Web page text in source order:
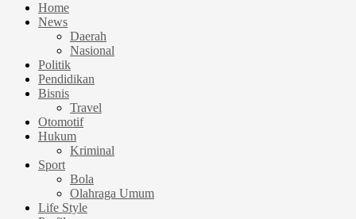
Home
News
Daerah
Nasional
Politik
Pendidikan
Bisnis
Travel
Otomotif
Hukum
Kriminal
Sport
Bola
Olahraga Umum
Life Style